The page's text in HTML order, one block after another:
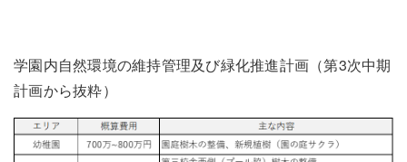
学園内自然環境の維持管理及び緑化推進計画（第3次中期
計画から抜粋）